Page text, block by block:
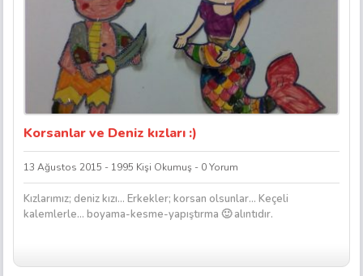
Korsanlar ve Deniz kızları :)
13 Ağustos 2015 - 1995 Kişi Okumuş - 0 Yorum
Kızlarımız; deniz kızı… Erkekler; korsan olsunlar… Keçeli
kalemlerle… boyama-kesme-yapıştırma 🙂 alıntıdır.